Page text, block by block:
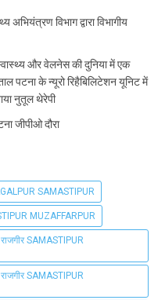
अभियंत्रण विभाग द्वारा विभागीय
और वेलनेस की दुनिया में एक
पटना के न्यूरो रिहैबिलिटेशन यूनिट में
नुतूल थेरेपी
जीपीओ दौरा
SAMASTIPUR
MUZAFFARPUR
SAMASTIPUR
SAMASTIPUR